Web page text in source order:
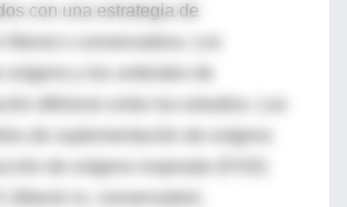
con una estrategia de
liberal o conservadora. Los
oxígeno y los umbrales de
difirieron entre los estudios. Los
de suplementación de oxígeno
de oxígeno inspirado (FiO2)